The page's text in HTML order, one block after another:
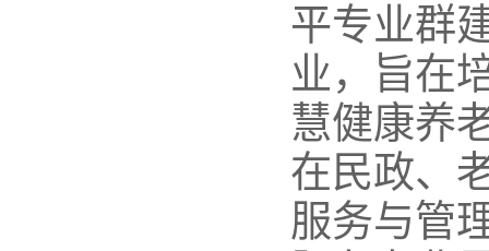
平专业群
业，旨在
慧健康养
在民政、
服务与管